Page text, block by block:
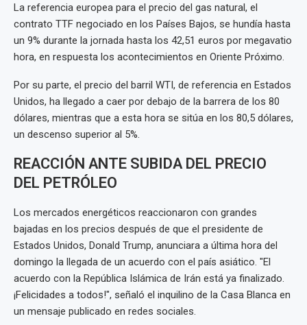
La referencia europea para el precio del gas natural, el
contrato TTF negociado en los Países Bajos, se hundía hasta
un 9% durante la jornada hasta los 42,51 euros por megavatio
hora, en respuesta los acontecimientos en Oriente Próximo.
Por su parte, el precio del barril WTI, de referencia en Estados
Unidos, ha llegado a caer por debajo de la barrera de los 80
dólares, mientras que a esta hora se sitúa en los 80,5 dólares,
un descenso superior al 5%.
REACCIÓN ANTE SUBIDA DEL PRECIO
DEL PETRÓLEO
Los mercados energéticos reaccionaron con grandes
bajadas en los precios después de que el presidente de
Estados Unidos, Donald Trump, anunciara a última hora del
domingo la llegada de un acuerdo con el país asiático. "El
acuerdo con la República Islámica de Irán está ya finalizado.
¡Felicidades a todos!", señaló el inquilino de la Casa Blanca en
un mensaje publicado en redes sociales.